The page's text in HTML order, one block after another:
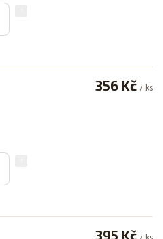
356 Kč / ks
395 Kč